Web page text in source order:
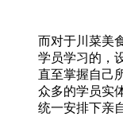
而对于川菜美
学员学习的，
直至掌握自己
众多的学员实
统一安排下亲